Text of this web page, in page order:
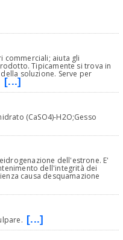
commerciali; aiuta gli
Tipicamente si trova in
soluzione. Serve per
[...]
(CaSO4)-H2O;Gesso
dell'estrone. E'
dell'integrità dei
causa desquamazione
[...]